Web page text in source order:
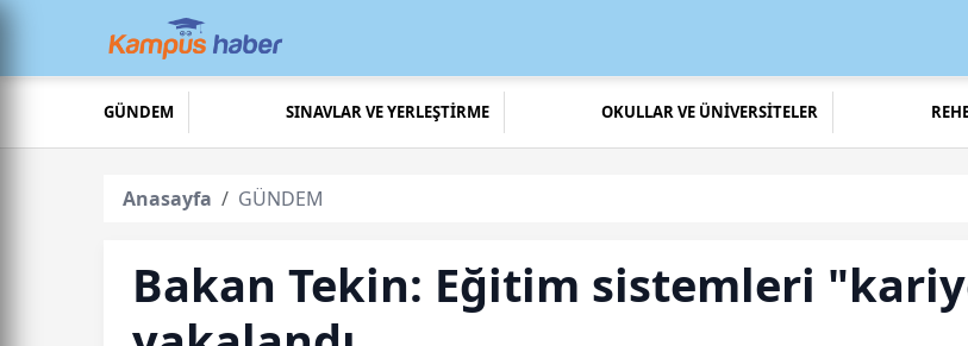
GÜNDEM SINAVLAR VE YERLEŞTİRME OKULLAR VE ÜNİVERSİTELER
Anasayfa GÜNDEM
Bakan Tekin: Eğitim sistemleri